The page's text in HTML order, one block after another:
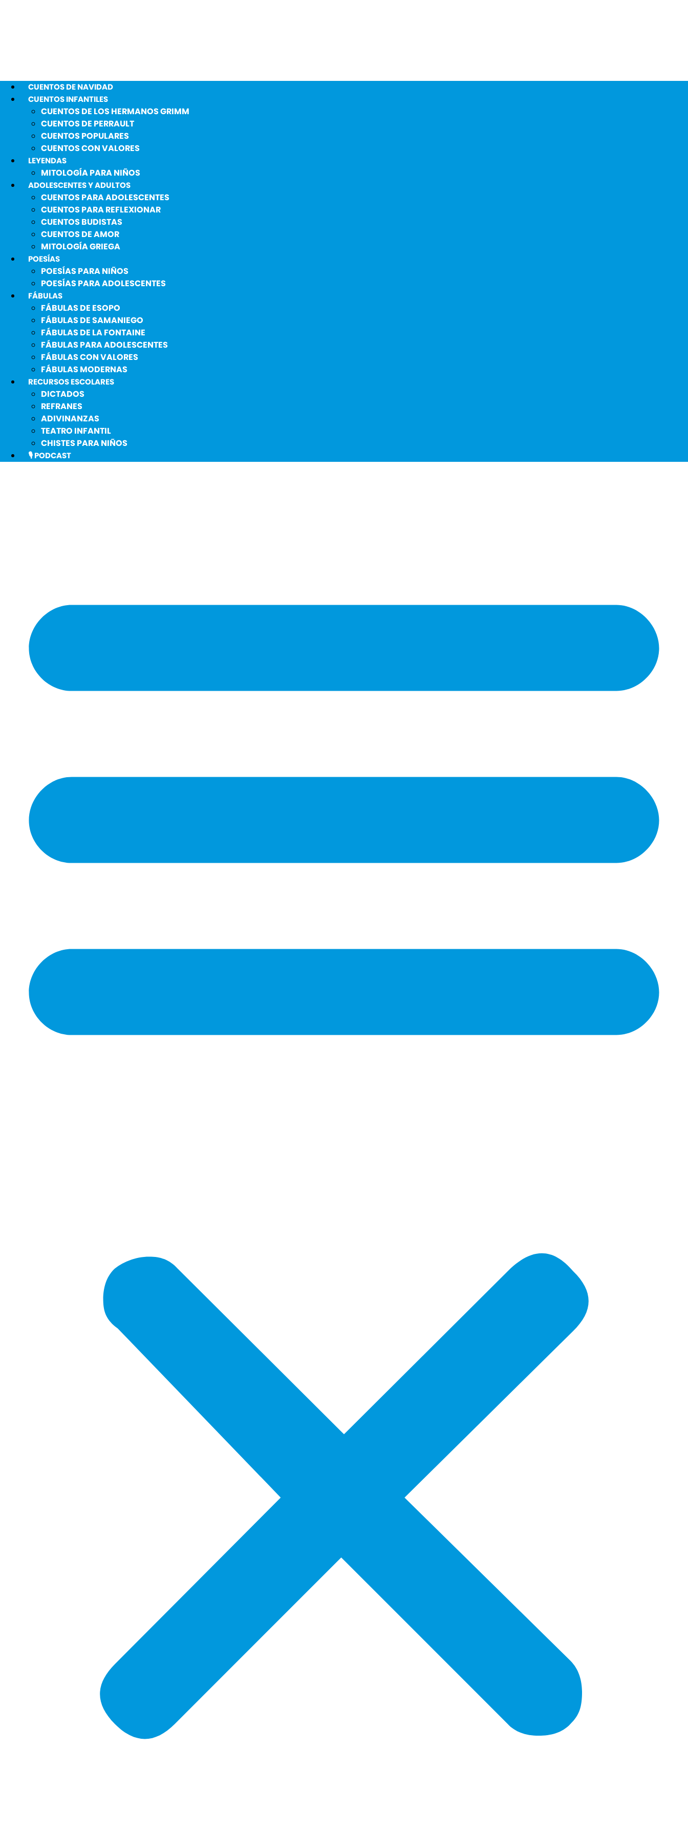
CUENTOS DE NAVIDAD
CUENTOS INFANTILES
CUENTOS DE LOS HERMANOS GRIMM
CUENTOS DE PERRAULT
CUENTOS POPULARES
CUENTOS CON VALORES
LEYENDAS
MITOLOGÍA PARA NIÑOS
ADOLESCENTES Y ADULTOS
CUENTOS PARA ADOLESCENTES
CUENTOS PARA REFLEXIONAR
CUENTOS BUDISTAS
CUENTOS DE AMOR
MITOLOGÍA GRIEGA
POESÍAS
POESÍAS PARA NIÑOS
POESÍAS PARA ADOLESCENTES
FÁBULAS
FÁBULAS DE ESOPO
FÁBULAS DE SAMANIEGO
FÁBULAS DE LA FONTAINE
FÁBULAS PARA ADOLESCENTES
FÁBULAS CON VALORES
FÁBULAS MODERNAS
RECURSOS ESCOLARES
DICTADOS
REFRANES
ADIVINANZAS
TEATRO INFANTIL
CHISTES PARA NIÑOS
🎙️ PODCAST